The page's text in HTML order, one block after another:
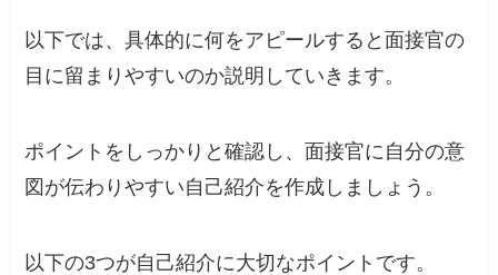
以下では、具体的に何をアピールすると面接官の
目に留まりやすいのか説明していきます。
ポイントをしっかりと確認し、面接官に自分の意
図が伝わりやすい自己紹介を作成しましょう。
以下の3つが自己紹介に大切なポイントです。